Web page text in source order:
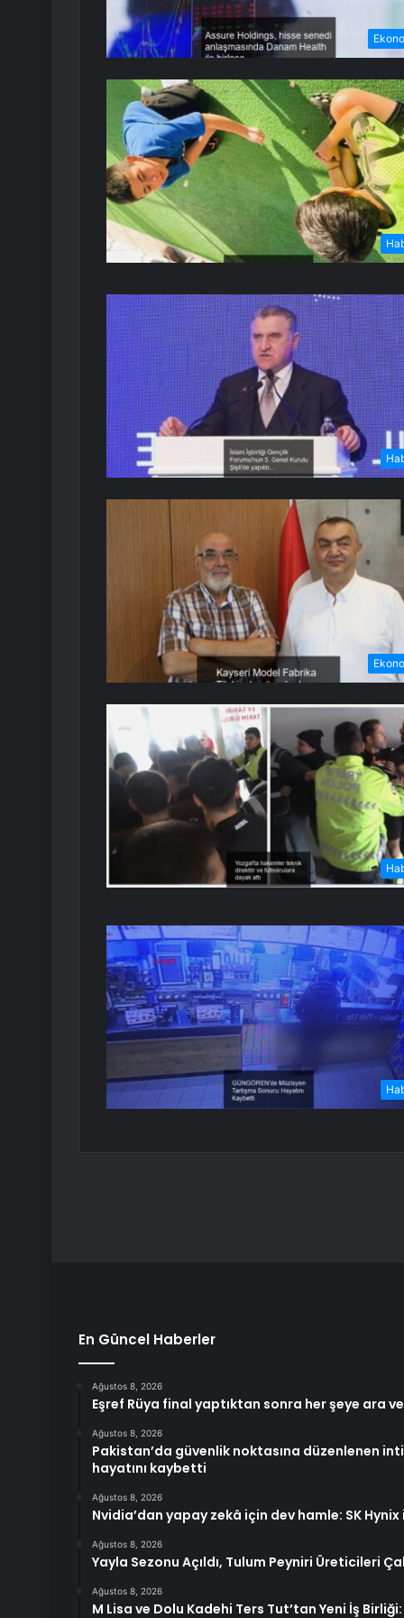
En Güncel Haberler
Ağustos 8, 2026
Eşref Rüya final yaptıktan sonra her şeye ara
Ağustos 8, 2026
Pakistan’da güvenlik noktasına düzenlenen
hayatını kaybetti
Ağustos 8, 2026
Nvidia’dan yapay zekâ için dev hamle: SK
Ağustos 8, 2026
Yayla Sezonu Açıldı, Tulum Peyniri Üreticileri
Ağustos 8, 2026
M Lisa ve Dolu Kadehi Ters Tut’tan Yeni İş